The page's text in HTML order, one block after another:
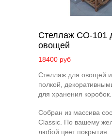
Стеллаж СО-101
овощей
18400 руб
Стеллаж для овощей
полкой,
для хранения коробок.
Собран из массива
Classic. По вашему
любой цвет покрытия.